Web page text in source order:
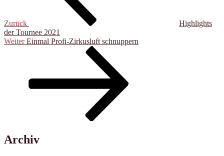
Zurück
Highlights
der Tournee 2021
Nächster
Weiter Einmal Profi-Zirkusluft schnuppern
Archiv